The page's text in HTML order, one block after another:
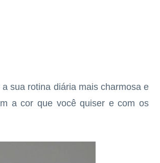
sua rotina diária mais charmosa e
a cor que você quiser e com os